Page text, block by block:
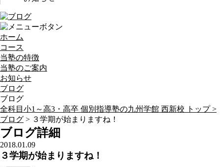
ホーム
コース
当塾の特徴
当塾のご案内
お知らせ
ブログ
ブログ
全科目小1～高3・高卒 個別指導塾の九州学館 西新校 トップ >
ブログ > ３学期が始まりますね！
ブログ詳細
2018.01.09
３学期が始まりますね！